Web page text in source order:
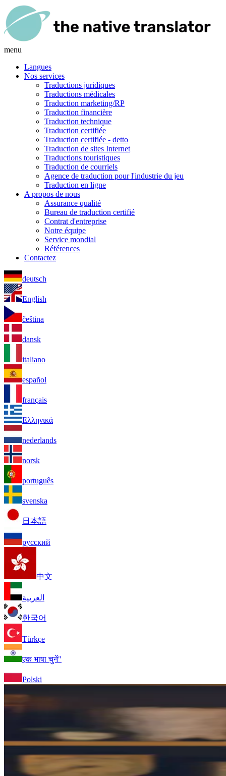
menu
Langues
Nos services
Traductions juridiques
Traductions médicales
Traduction marketing/RP
Traduction financière
Traduction technique
Traduction certifiée
Traduction certifiée - detto
Traduction de sites Internet
Traductions touristiques
Traduction de courriels
Agence de traduction pour l'industrie du jeu
Traduction en ligne
A propos de nous
Assurance qualité
Bureau de traduction certifié
Contrat d'entreprise
Notre équipe
Service mondial
Références
Contactez
deutsch
English
čeština
dansk
italiano
español
français
Ελληνικά
nederlands
norsk
português
svenska
日本語
русский
中文
العربية
한국어
Türkçe
एक भाषा चुनें"
Polski